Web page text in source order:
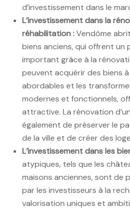
d’investissement dans le
L’investissement dans la
réhabilitation :Vendôme
biens anciens, qui offrent
important grâce à la
peuvent acquérir des biens
abordables et les
modernes et fonctionnels,
attractive. La rénovation
également de préserver le
de la ville et de créer des
L’investissement dans les
atypiques, tels que les
maisons anciennes, sont de
par les investisseurs à la
valorisation uniques et